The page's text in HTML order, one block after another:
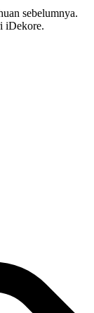
sebelumnya.
iDekore.